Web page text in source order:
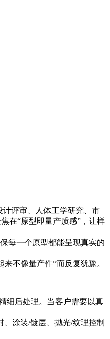
评审、人体工学研究、市
在“原型即量产质感”，让样
每一个原型都能呈现真实的
不像量产件”而反复犹豫。
细后处理。当客户需要以真
涂装/镀层、抛光/纹理控制